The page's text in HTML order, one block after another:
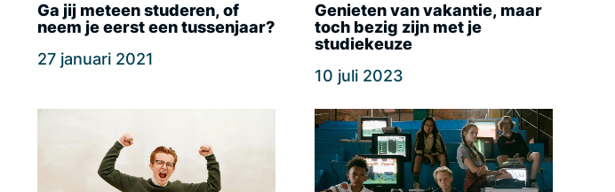
Ga jij meteen studeren, of
neem je eerst een tussenjaar?
27 januari 2021
Genieten van vakantie, maar
toch bezig zijn met je
studiekeuze
10 juli 2023